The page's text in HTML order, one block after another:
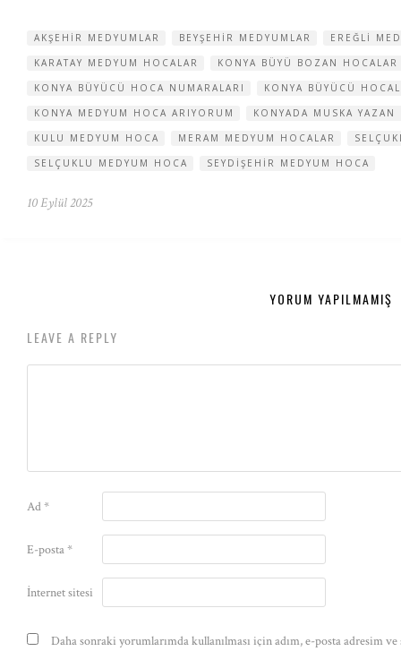
AKŞEHIR MEDYUMLAR BEYŞEHIR MEDYUMLAR
EREĞLI
KARATAY MEDYUM HOCALAR
KONYA BÜYÜ BOZAN HOCALAR
KONYA BÜYÜCÜ HOCA NUMARALARI
KONYA BÜYÜCÜ
KONYA MEDYUM HOCA ARIYORUM
KONYADA MUSKA YAZAN
KULU MEDYUM HOCA
MERAM MEDYUM HOCALAR
SELÇUKLU MEDYUM HOCA
SEYDIŞEHIR MEDYUM HOCA
10 Eylül 2025
YORUM YAPILMAMIŞ
LEAVE A REPLY
Ad*
E-posta*
İnternet sitesi
Daha sonraki yorumlarımda kullanılması için adım, e-posta adresim